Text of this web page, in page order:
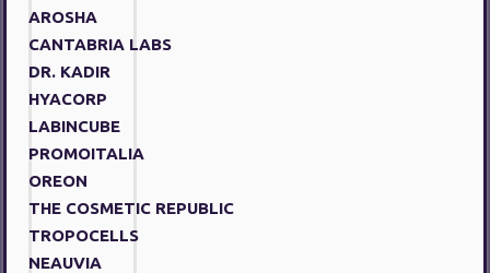
AROSHA
CANTABRIA LABS
DR. KADIR
HYACORP
LABINCUBE
PROMOITALIA
OREON
THE COSMETIC REPUBLIC
TROPOCELLS
NEAUVIA